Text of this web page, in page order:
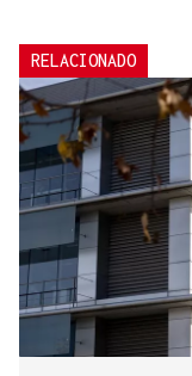
RELACIONADO